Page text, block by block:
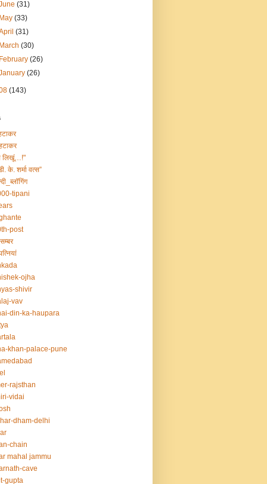
(31)
May(33)
(31)
March(30)
February(26)
(26)
(143)
लिखूं…!"
के. शर्मा वत्स”
tipani
post
ojha
shivir
vav
din-ka-haupara
khan-palace-pune
rajsthan
vidai
dham-delhi
chain
mahal jammu
cave
gupta